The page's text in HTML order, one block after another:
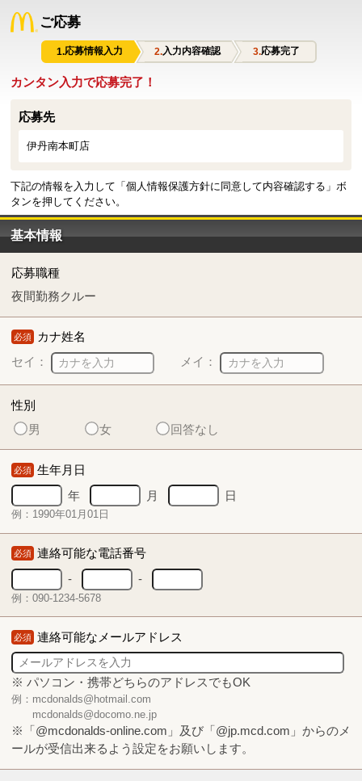
ご応募
応募情報入力 入力内容確認 応募完了
カンタン入力で応募完了！
応募先
伊丹南本町店
下記の情報を入力して「個人情報保護方針に同意して内容確認する」ボ
タンを押してください。
基本情報
応募職種
夜間勤務クルー
必須 カナ姓名
セイ：
メイ：
性別
男
女 回答なし
必須 生年月日
年
月 日
例：1990年01月01日
必須 連絡可能な電話番号
-
-
例：090-1234-5678
必須 連絡可能なメールアドレス
※ パソコン・携帯どちらのアドレスでもOK
例：mcdonalds@hotmail.com
mcdonalds@docomo.ne.jp
※「@mcdonalds-online.com」及び「@jp.mcd.com」からのメ
ールが受信出来るよう設定をお願いします。